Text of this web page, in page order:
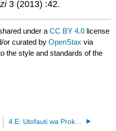
3 (2013) :42.
under aCC BY 4.0 license
or curated byOpenStax via
the style and standards of the
4.E: Utofauti wa Prokaryotic (Mazoezi)